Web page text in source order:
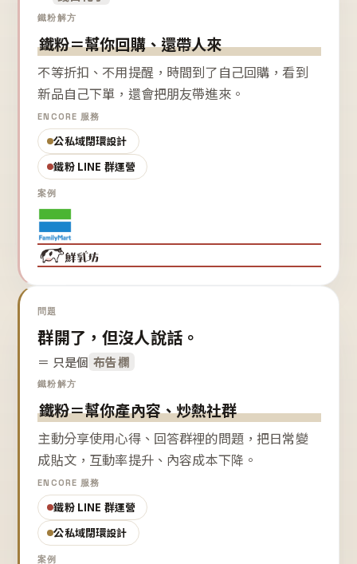
鐵粉解方
鐵粉＝幫你回購、還帶人來
不等折扣、不用提醒，時間到了自己回購，看到
新品自己下單，還會把朋友帶進來。
ENCORE 服務
公私域閉環設計
鐵粉 LINE 群運營
案例
問題
群開了，但沒人說話。
＝ 只是個 布告欄
鐵粉解方
鐵粉＝幫你產內容、炒熱社群
主動分享使用心得、回答群裡的問題，把日常變
成貼文，互動率提升、內容成本下降。
ENCORE 服務
鐵粉 LINE 群運營
公私域閉環設計
案例